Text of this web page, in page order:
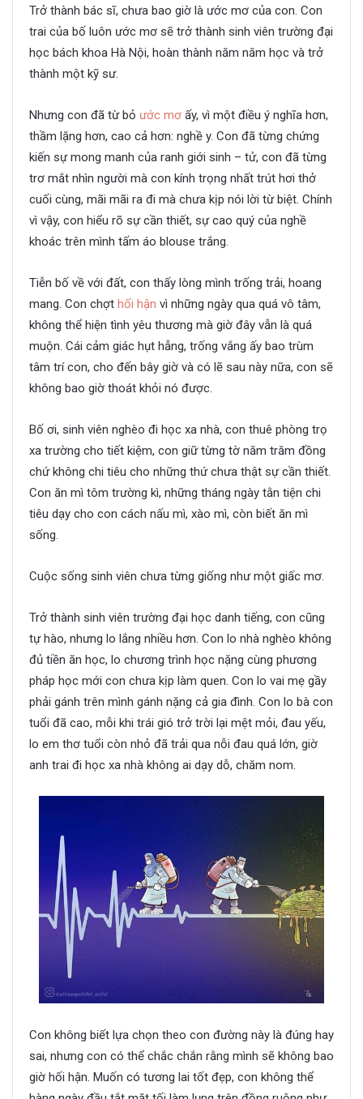
Trở thành bác sĩ, chưa bao giờ là ước mơ của con. Con
trai của bố luôn ước mơ sẽ trở thành sinh viên trường đại
học bách khoa Hà Nội, hoàn thành năm năm học và trở
thành một kỹ sư.
Nhưng con đã từ bỏ ước mơ ấy, vì một điều ý nghĩa hơn,
thầm lặng hơn, cao cả hơn: nghề y. Con đã từng chứng
kiến sự mong manh của ranh giới sinh – tử, con đã từng
trơ mắt nhìn người mà con kính trọng nhất trút hơi thở
cuối cùng, mãi mãi ra đi mà chưa kịp nói lời từ biệt. Chính
vì vậy, con hiểu rõ sự cần thiết, sự cao quý của nghề
khoác trên mình tấm áo blouse trắng.
Tiễn bố về với đất, con thấy lòng mình trống trải, hoang
mang. Con chợt hối hận vì những ngày qua quá vô tâm,
không thể hiện tình yêu thương mà giờ đây vẫn là quá
muộn. Cái cảm giác hụt hẫng, trống vắng ấy bao trùm
tâm trí con, cho đến bây giờ và có lẽ sau này nữa, con sẽ
không bao giờ thoát khỏi nó được.
Bố ơi, sinh viên nghèo đi học xa nhà, con thuê phòng trọ
xa trường cho tiết kiệm, con giữ từng tờ năm trăm đồng
chứ không chi tiêu cho những thứ chưa thật sự cần thiết.
Con ăn mì tôm trường kì, những tháng ngày tằn tiện chi
tiêu dạy cho con cách nấu mì, xào mì, còn biết ăn mì
sống.
Cuộc sống sinh viên chưa từng giống như một giấc mơ.
Trở thành sinh viên trường đại học danh tiếng, con cũng
tự hào, nhưng lo lắng nhiều hơn. Con lo nhà nghèo không
đủ tiền ăn học, lo chương trình học nặng cùng phương
pháp học mới con chưa kịp làm quen. Con lo vai mẹ gầy
phải gánh trên mình gánh nặng cả gia đình. Con lo bà con
tuổi đã cao, mỗi khi trái gió trở trời lại mệt mỏi, đau yếu,
lo em thơ tuổi còn nhỏ đã trải qua nỗi đau quá lớn, giờ
anh trai đi học xa nhà không ai dạy dỗ, chăm nom.
Con không biết lựa chọn theo con đường này là đúng hay
sai, nhưng con có thể chắc chắn rằng mình sẽ không bao
giờ hối hận. Muốn có tương lai tốt đẹp, con không thể